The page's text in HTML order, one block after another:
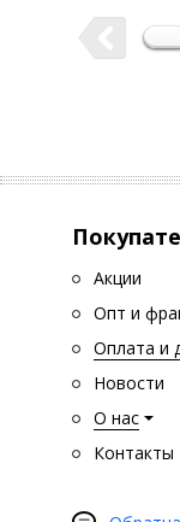
хлебными
Акции
Опт и
Оплата и
Новости
О нас
Контакты